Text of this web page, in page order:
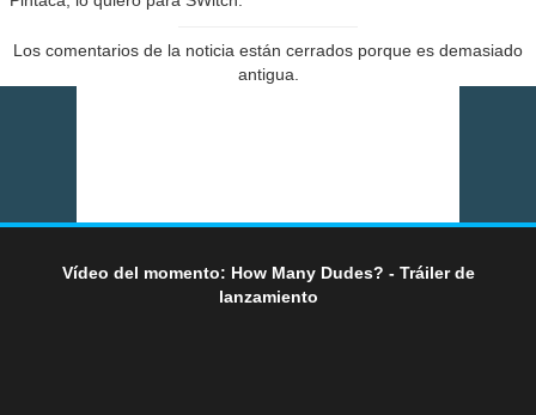
Los comentarios de la noticia están cerrados porque es demasiado
antigua.
Vídeo del momento: How Many Dudes? - Tráiler de
lanzamiento